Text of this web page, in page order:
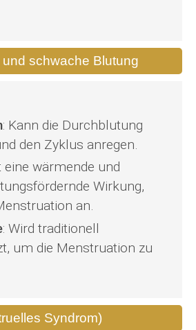
schwache Blutung
: Kann die Durchblutung
den Zyklus anregen.
eine wärmende und
Wirkung,
an.
: Wird traditionell
um die Menstruation zu
Syndrom)